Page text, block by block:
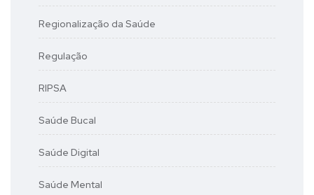
Regionalização da Saúde
Regulação
RIPSA
Saúde Bucal
Saúde Digital
Saúde Mental